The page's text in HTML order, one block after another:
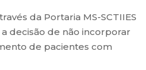
da Portaria MS-SCTIIES
decisão de não incorporar
de pacientes com